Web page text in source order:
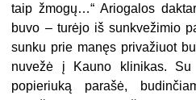
taip žmogų…“ Ariogalos
buvo – turėjo iš sunkvežimio
sunku prie manęs privažiuot
nuvežė į Kauno klinikas. Su
popieriuką parašė,